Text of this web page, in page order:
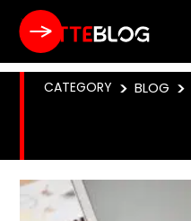
CATEGORY > BLOG >